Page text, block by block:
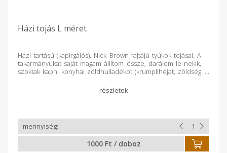
Házi tojás L méret
Házi tartású (kapirgálós), Nick Brown fajtájú tyúkok tojásai. A
takarmányukat saját magam állítom össze, darálom le nekik,
szoktak kapni konyhai zöldhulladékot (krumplihéjat, zöldség
1000 Ft / doboz